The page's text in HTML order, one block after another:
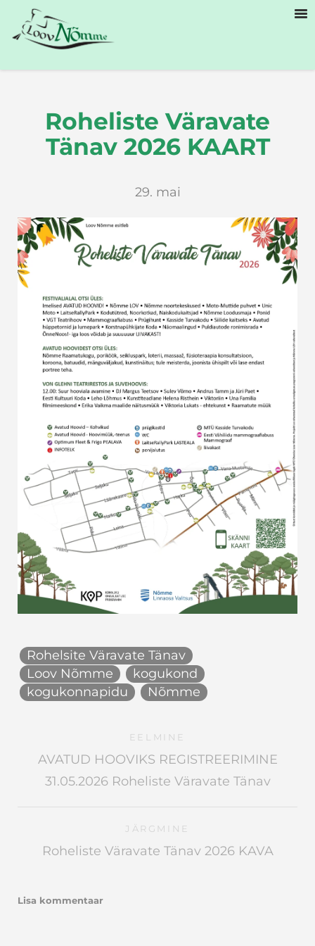
Roheliste Väravate
Tänav 2026 KAART
29. mai
Rohelsite Väravate Tänav
Loov Nõmme
kogukond
kogukonnapidu
Nõmme
EELMINE
AVATUD HOOVIKS REGISTREERIMINE
31.05.2026 Roheliste Väravate Tänav
JÄRGMINE
Roheliste Väravate Tänav 2026 KAVA
Lisa kommentaar